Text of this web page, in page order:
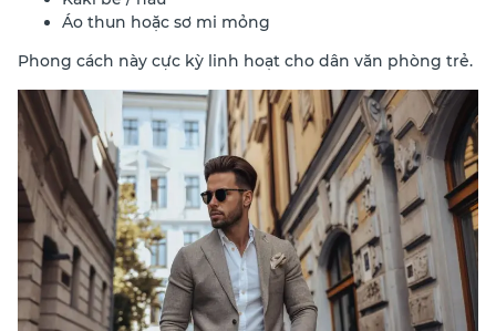
Áo thun hoặc sơ mi mỏng
Phong cách này cực kỳ linh hoạt cho dân văn phòng trẻ.